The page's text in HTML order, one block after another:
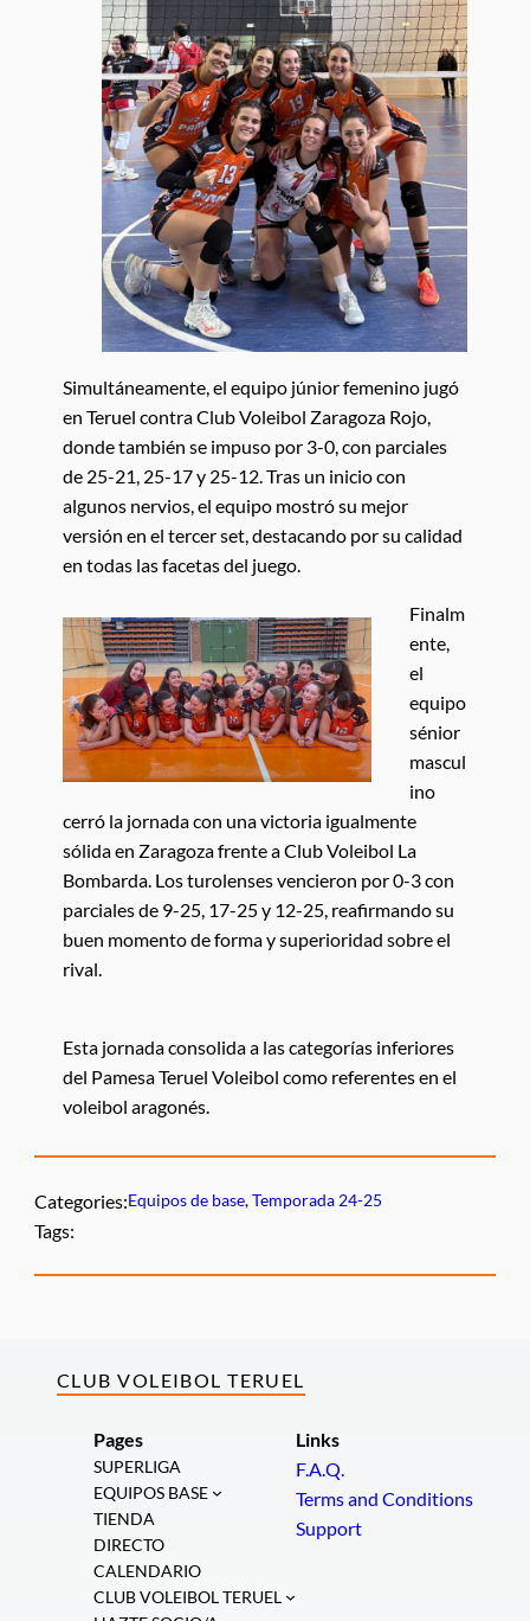
Simultáneamente, el equipo júnior femenino jugó
en Teruel contra Club Voleibol Zaragoza Rojo,
donde también se impuso por 3-0, con parciales
de 25-21, 25-17 y 25-12. Tras un inicio con
algunos nervios, el equipo mostró su mejor
versión en el tercer set, destacando por su calidad
en todas las facetas del juego.
Finalm
ente,
el
equipo
sénior
mascul
ino
cerró la jornada con una victoria igualmente
sólida en Zaragoza frente a Club Voleibol La
Bombarda. Los turolenses vencieron por 0-3 con
parciales de 9-25, 17-25 y 12-25, reafirmando su
buen momento de forma y superioridad sobre el
rival.
Esta jornada consolida a las categorías inferiores
del Pamesa Teruel Voleibol como referentes en el
voleibol aragonés.
Categories:Equipos de base, Temporada 24-25
Tags:
CLUB VOLEIBOL TERUEL
Pages
SUPERLIGA
EQUIPOS BASE
TIENDA
DIRECTO
CALENDARIO
CLUB VOLEIBOL TERUEL
Links
F.A.Q.
Terms and Conditions
Support